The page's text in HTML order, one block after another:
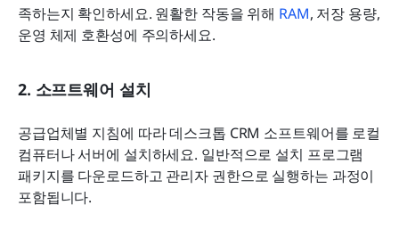
족하는지 확인하세요. 원활한 작동을 위해 RAM, 저장 용량,
운영 체제 호환성에 주의하세요.
2. 소프트웨어 설치
공급업체별 지침에 따라 데스크톱 CRM 소프트웨어를 로컬
컴퓨터나 서버에 설치하세요. 일반적으로 설치 프로그램
패키지를 다운로드하고 관리자 권한으로 실행하는 과정이
포함됩니다.